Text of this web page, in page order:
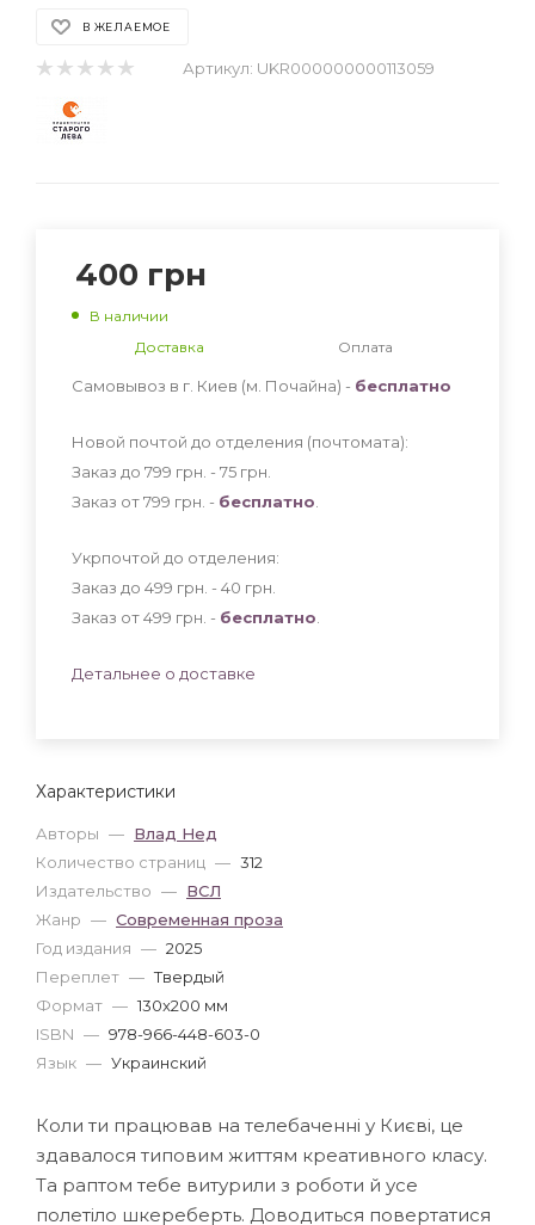
В ЖЕЛАЕМОЕ
Артикул: UKR000000000113059
Характеристики
Авторы — Влад Нед
Количество страниц — 312
Издательство — ВСЛ
Жанр — Современная проза
Год издания — 2025
Переплет — Твердый
Формат — 130x200 мм
ISBN — 978-966-448-603-0
Язык — Украинский
400 грн
В наличии
Доставка
Оплата
Самовывоз в г. Киев (м. Почайна) - бесплатно
Новой почтой до отделения (почтомата):
Заказ до 799 грн. - 75 грн
Заказ от 799 грн. - бесплатно
Укрпочтой до отделения:
Заказ до 499 грн. - 40 грн
Заказ от 499 грн. - бесплатно
Детальнее о доставке
Коли ти працював на телебаченні у Києві, це
здавалося типовим життям креативного класу.
Та раптом тебе витурили з роботи й усе
полетіло шкереберть. Доводиться повертатися